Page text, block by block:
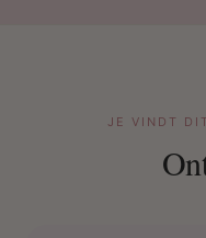
JE VINDT